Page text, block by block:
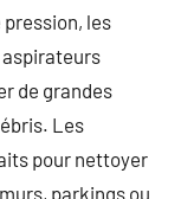
les
aspirateurs
de grandes
Les
pour nettoyer
parkings ou